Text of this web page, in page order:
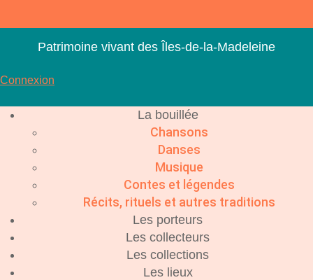
contenu
Patrimoine vivant des Îles-de-la-Madeleine
Connexion
La bouillée
Chansons
Danses
Musique
Contes et légendes
Récits, rituels et autres traditions
Les porteurs
Les collecteurs
Les collections
Les lieux